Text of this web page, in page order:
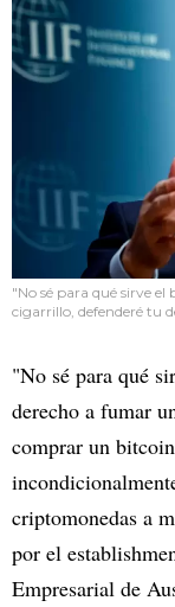
"No sé para qué sirve
cigarrillo, defenderé tu
"No sé para qué
derecho a fumar
comprar un
criptomonedas a
por el
Empresarial de